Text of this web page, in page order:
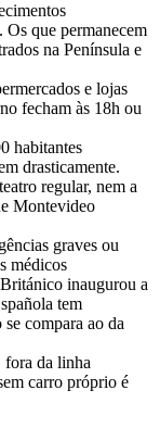
Os que permanecem
na Península e
e lojas
fecham às 18h ou
habitantes
drasticamente.
regular, nem a
Montevideo
graves ou
médicos
inaugurou a
tem
compara ao da
fora da linha
carro próprio é